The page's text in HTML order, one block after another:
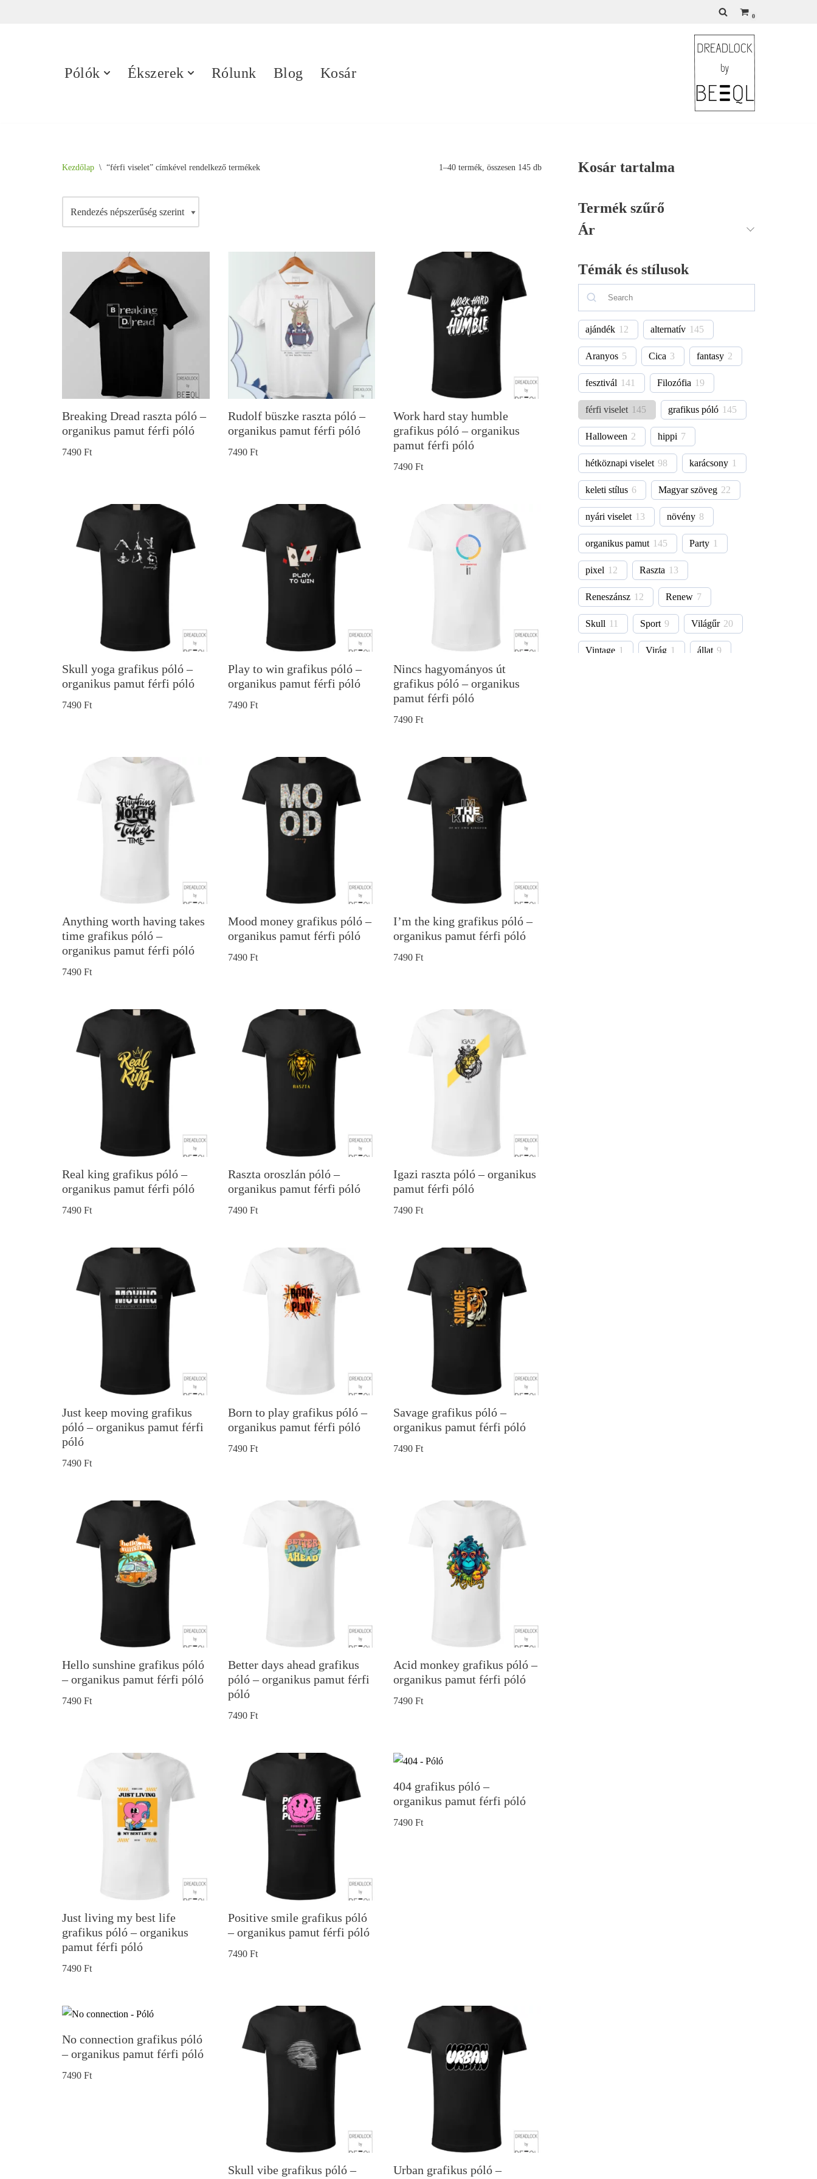
0
Pólók Ékszerek Rólunk Blog Kosár
Kezdőlap \ “férfi viselet” címkével rendelkező termékek 1–40 termék, összesen 145 db
Breaking Dread raszta póló –
organikus pamut férfi póló
7490 Ft
Rudolf büszke raszta póló –
organikus pamut férfi póló
7490 Ft
Work hard stay humble
grafikus póló – organikus
pamut férfi póló
7490Ft
Skull yoga grafikus póló –
organikus pamut férfi póló
7490 Ft
Play to win grafikus póló –
organikus pamut férfi póló
7490 Ft
Nincs hagyományos út
grafikus póló – organikus
pamut férfi póló
7490Ft
Anything worth having takes
time grafikus póló –
organikus pamut férfi póló
7490 Ft
Mood money grafikus póló –
organikus pamut férfi póló
7490 Ft
I’m the king grafikus póló –
organikus pamut férfi póló
7490Ft
Real king grafikus póló –
organikus pamut férfi póló
7490 Ft
Raszta oroszlán póló –
organikus pamut férfi póló
7490 Ft
Igazi raszta póló – organikus
pamut férfi póló
7490Ft
Just keep moving grafikus
póló – organikus pamut férfi
póló
7490 Ft
Born to play grafikus póló –
organikus pamut férfi póló
7490 Ft
Savage grafikus póló –
organikus pamut férfi póló
7490Ft
Hello sunshine grafikus póló
– organikus pamut férfi póló
7490 Ft
Better days ahead grafikus
póló – organikus pamut férfi
póló
7490 Ft
Acid monkey grafikus póló –
organikus pamut férfi póló
7490Ft
Just living my best life
grafikus póló – organikus
pamut férfi póló
7490 Ft
Positive smile grafikus póló
– organikus pamut férfi póló
7490 Ft
404 grafikus póló –
organikus pamut férfi póló
7490Ft
No connection grafikus póló
– organikus pamut férfi póló
7490 Ft
Skull vibe grafikus póló –
Urban grafikus póló –
Kosár tartalma
Termék szűrő
Ár
Témák és stílusok
ajándék 12 alternatív 145
Aranyos 5 Cica 3 fantasy 2
fesztivál 141 Filozófia 19
férfi viselet 145 grafikus póló 145
Halloween 2 hippi 7
hétköznapi viselet 98 karácsony 1
keleti stílus 6 Magyar szöveg 22
nyári viselet 13 növény 8
organikus pamut 145 Party 1
pixel 12 Raszta 13
Reneszánsz 12 Renew 7
Skull 11 Sport 9 Világűr 20
Vintage 1 Virág 1 állat 9